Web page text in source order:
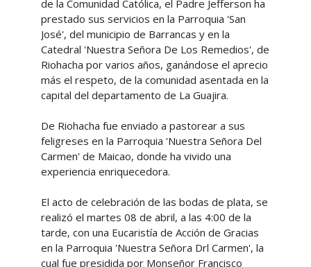
de la Comunidad Católica, el Padre Jefferson ha
prestado sus servicios en la Parroquia 'San
José', del municipio de Barrancas y en la
Catedral 'Nuestra Señora De Los Remedios', de
Riohacha por varios años, ganándose el aprecio
más el respeto, de la comunidad asentada en la
capital del departamento de La Guajira.
De Riohacha fue enviado a pastorear a sus
feligreses en la Parroquia 'Nuestra Señora Del
Carmen' de Maicao, donde ha vivido una
experiencia enriquecedora.
El acto de celebración de las bodas de plata, se
realizó el martes 08 de abril, a las 4:00 de la
tarde, con una Eucaristía de Acción de Gracias
en la Parroquia 'Nuestra Señora Drl Carmen', la
cual fue presidida por Monseñor Francisco